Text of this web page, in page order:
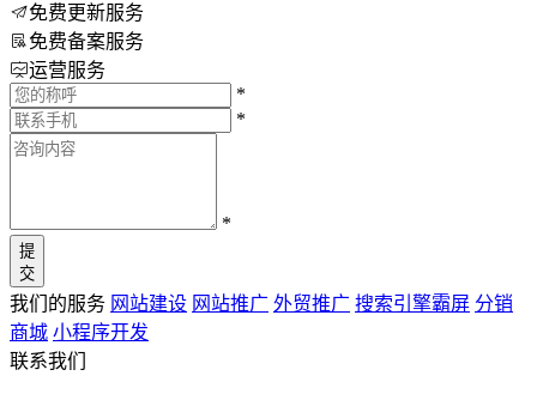
免费更新服务
免费备案服务
运营服务
*
*
*
提
交
我们的服务 网站建设 网站推广 外贸推广 搜索引擎霸屏 分销
商城 小程序开发
联系我们